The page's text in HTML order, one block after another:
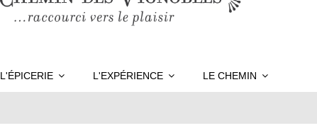
L'ÉPICERIE L'EXPÉRIENCE LE CHEMIN